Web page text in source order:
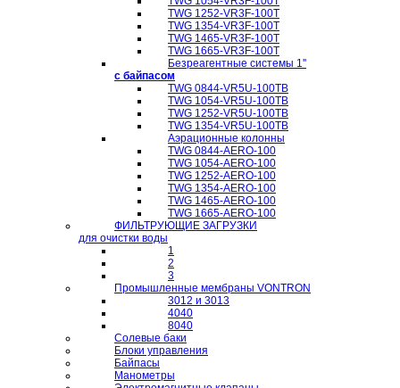
TWG 1252-VR3F-100T
TWG 1354-VR3F-100T
TWG 1465-VR3F-100T
TWG 1665-VR3F-100T
Безреагентные системы 1''
с байпасом
TWG 0844-VR5U-100TB
TWG 1054-VR5U-100TB
TWG 1252-VR5U-100TB
TWG 1354-VR5U-100ТB
Аэрационные колонны
TWG 0844-AERO-100
TWG 1054-AERO-100
TWG 1252-AERO-100
TWG 1354-AERO-100
TWG 1465-AERO-100
TWG 1665-AERO-100
ФИЛЬТРУЮЩИЕ ЗАГРУЗКИ
для очистки воды
1
2
3
Промышленные мембраны VONTRON
3012 и 3013
4040
8040
Солевые баки
Блоки управления
Байпасы
Манометры